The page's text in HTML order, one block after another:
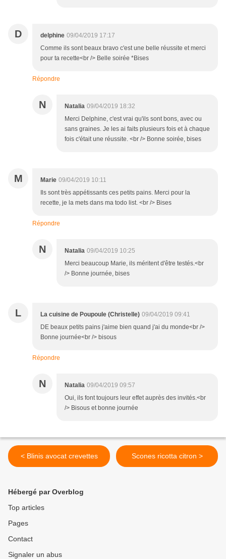
D delphine 09/04/2019 17:17
Comme ils sont beaux bravo c'est une belle réussite et merci
pour ta recette<br /> Belle soirée *Bises
Répondre
N Natalia 09/04/2019 18:32
Merci Delphine, c'est vrai qu'ils sont bons, avec ou
sans graines. Je les ai faits plusieurs fois et à chaque
fois c'était une réussite. <br /> Bonne soirée, bises
M Marie 09/04/2019 10:11
Ils sont très appétissants ces petits pains. Merci pour la
recette, je la mets dans ma todo list. <br /> Bises
Répondre
N Natalia 09/04/2019 10:25
Merci beaucoup Marie, ils méritent d'être testés.<br
/> Bonne journée, bises
L La cuisine de Poupoule (Christelle) 09/04/2019 09:41
DE beaux petits pains j'aime bien quand j'ai du monde<br />
Bonne journée<br /> bisous
Répondre
N Natalia 09/04/2019 09:57
Oui, ils font toujours leur effet auprès des invités.<br
/> Bisous et bonne journée
< Blinis avocat crevettes Scones ricotta citron >
Hébergé par Overblog
Top articles
Pages
Contact
Signaler un abus